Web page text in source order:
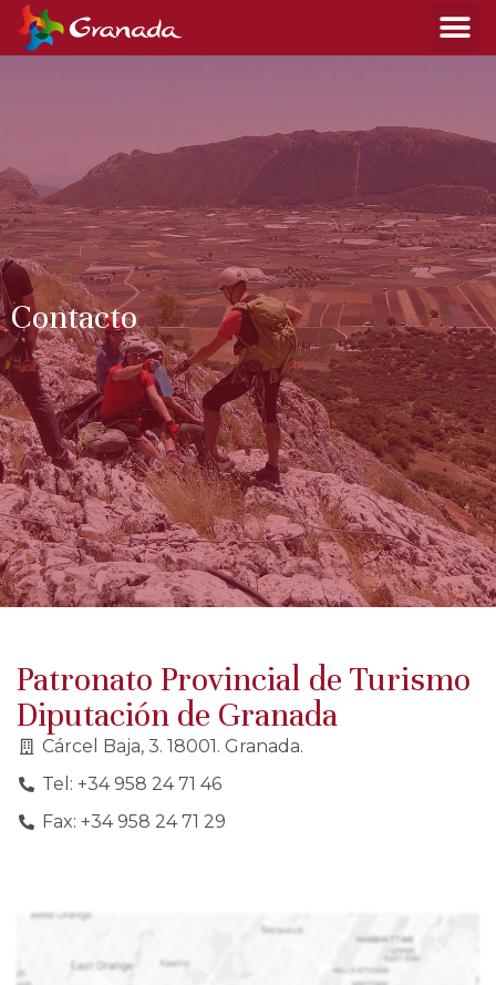
Contacto
Patronato Provincial de Turismo
Diputación de Granada
Cárcel Baja, 3. 18001. Granada.
Tel: +34 958 24 71 46
Fax: +34 958 24 71 29